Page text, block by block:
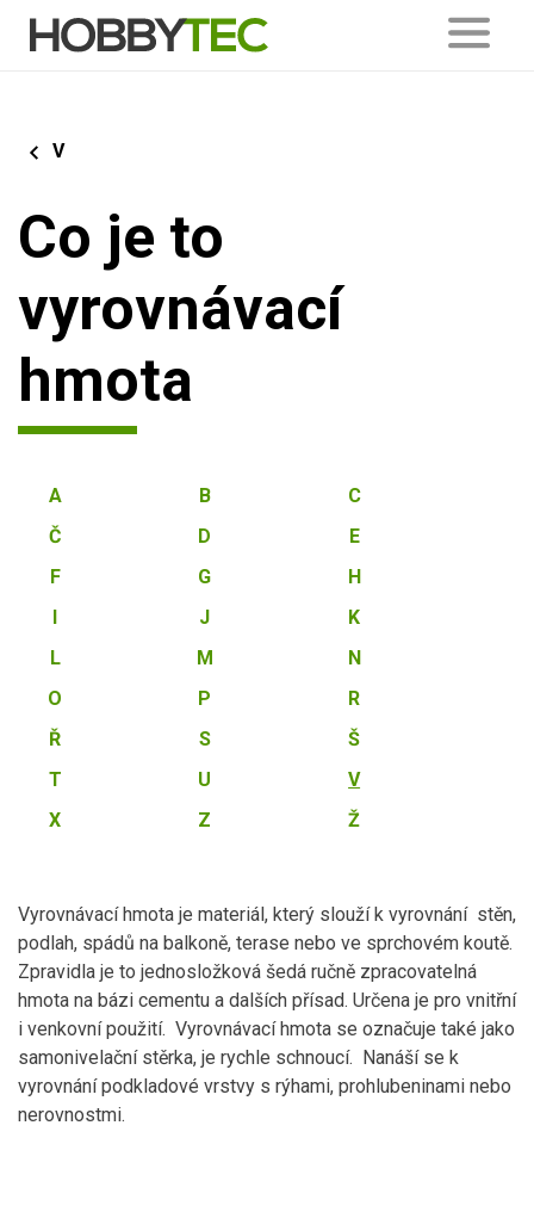
V
Co je to
vyrovnávací
hmota
A B
C
Č
D
E
F
G
H
I
J
K
L
M
N
O
P
R
Ř
S
Š
T
U
V
X
Z Ž
Vyrovnávací hmota je materiál, který slouží k vyrovnání stěn,
podlah, spádů na balkoně, terase nebo ve sprchovém koutě.
Zpravidla je to jednosložková šedá ručně zpracovatelná
hmota na bázi cementu a dalších přísad. Určena je pro vnitřní
i venkovní použití. Vyrovnávací hmota se označuje také jako
samonivelační stěrka, je rychle schnoucí. Nanáší se k
vyrovnání podkladové vrstvy s rýhami, prohlubeninami nebo
nerovnostmi.